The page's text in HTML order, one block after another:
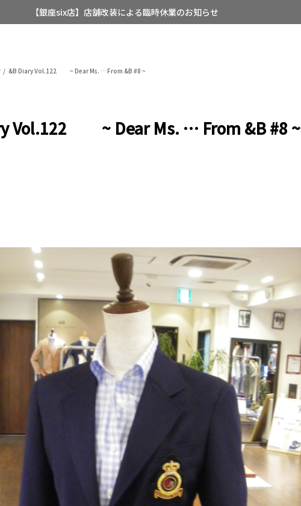
【店舗限定】レディースオーダースーツ
&B Diary Vol.122 ~ Dear Ms. … From &B #8 ~
Vol.122 ~ Dear Ms. … From &B #8 ~